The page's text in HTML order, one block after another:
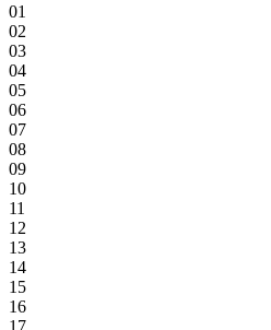
01
02
03
04
05
06
07
08
09
10
11
12
13
14
15
16
17